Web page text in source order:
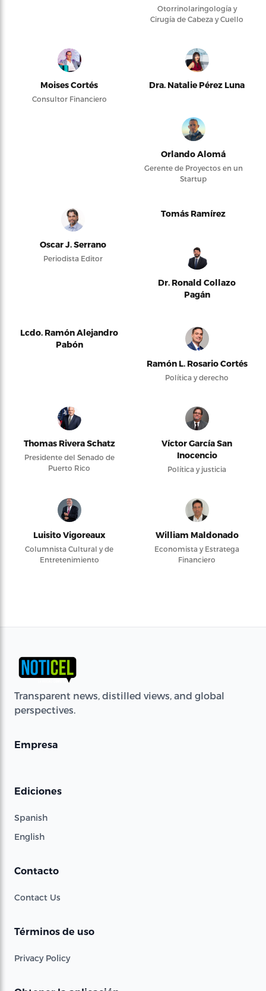
Otorrinolaringología y
Cirugía de Cabeza y Cuello
Moises Cortés
Consultor Financiero
Dra. Natalie Pérez Luna
Orlando Alomá
Gerente de Proyectos en un
Startup
Oscar J. Serrano
Periodista Editor
Tomás Ramírez
Dr. Ronald Collazo
Pagán
Lcdo. Ramón Alejandro
Pabón
Ramón L. Rosario Cortés
Política y derecho
Thomas Rivera Schatz
Presidente del Senado de
Puerto Rico
Víctor García San
Inocencio
Política y justicia
Luisito Vigoreaux
Columnista Cultural y de
Entretenimiento
William Maldonado
Economista y Estratega
Financiero
Transparent news, distilled views, and global
perspectives.
Empresa
Ediciones
Spanish
English
Contacto
Contact Us
Términos de uso
Privacy Policy